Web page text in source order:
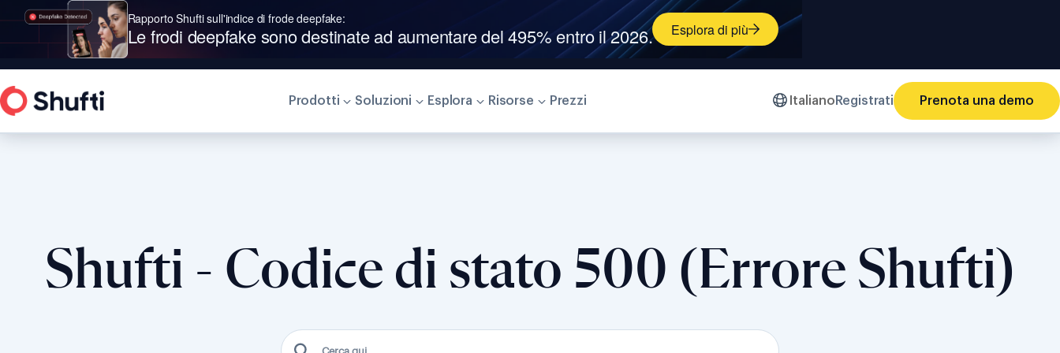
Rapporto Shufti sull'indice di frode deepfake:
Le frodi deepfake sono destinate ad aumentare del 495% entro il 2026. Esplora di più
Shufti è leader nella griglia di verifica dell'identità 2026 di G2.® Esplora di più
Prodotti Soluzioni Esplora Risorse Prezzi Italiano Registrati Prenota una demo
Shufti - Codice di stato 500 (Errore Shufti)